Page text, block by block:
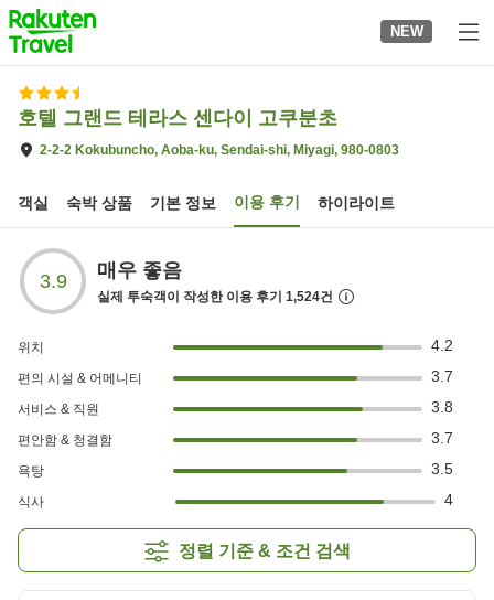
to
top
page
NEW
호텔 그랜드 테라스 센다이 고쿠분초
2-2-2 Kokubuncho, Aoba-ku, Sendai-shi, Miyagi, 980-0803
객실 숙박 상품 기본 정보 이용 후기 하이라이트
3.9 매우 좋음
실제 투숙객이 작성한 이용 후기 1,524건
위치 4.2
편의 시설 & 어메니티 3.7
서비스 & 직원 3.8
편안함 & 청결함 3.7
욕탕 3.5
식사 4
정렬 기준 & 조건 검색